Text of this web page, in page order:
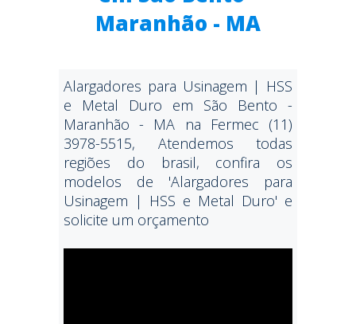
Maranhão - MA
Alargadores para Usinagem | HSS
e Metal Duro em São Bento -
Maranhão - MA na Fermec (11)
3978-5515, Atendemos todas
regiões do brasil, confira os
modelos de 'Alargadores para
Usinagem | HSS e Metal Duro' e
solicite um orçamento